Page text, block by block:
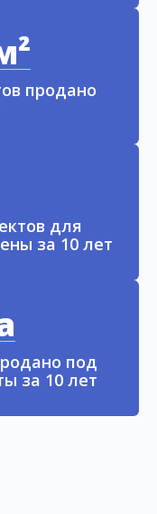
продано
для
за 10 лет
под
за 10 лет